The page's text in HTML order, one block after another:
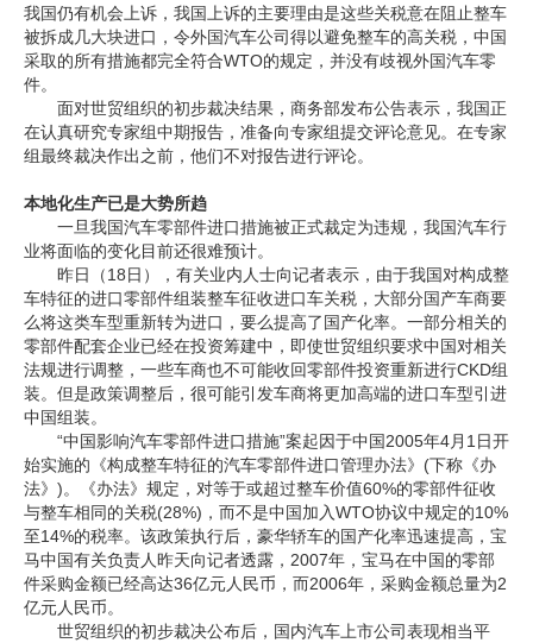
我国仍有机会上诉，我国上诉的主要理由是这些关税意在阻止整车
被拆成几大块进口，令外国汽车公司得以避免整车的高关税，中国
采取的所有措施都完全符合WTO的规定，并没有歧视外国汽车零
件。
面对世贸组织的初步裁决结果，商务部发布公告表示，我国正
在认真研究专家组中期报告，准备向专家组提交评论意见。在专家
组最终裁决作出之前，他们不对报告进行评论。
本地化生产已是大势所趋
一旦我国汽车零部件进口措施被正式裁定为违规，我国汽车行
业将面临的变化目前还很难预计。
昨日（18日），有关业内人士向记者表示，由于我国对构成整
车特征的进口零部件组装整车征收进口车关税，大部分国产车商要
么将这类车型重新转为进口，要么提高了国产化率。一部分相关的
零部件配套企业已经在投资筹建中，即使世贸组织要求中国对相关
法规进行调整，一些车商也不可能收回零部件投资重新进行CKD组
装。但是政策调整后，很可能引发车商将更加高端的进口车型引进
中国组装。
“中国影响汽车零部件进口措施”案起因于中国2005年4月1日开
始实施的《构成整车特征的汽车零部件进口管理办法》(下称《办
法》)。《办法》规定，对等于或超过整车价值60%的零部件征收
与整车相同的关税(28%)，而不是中国加入WTO协议中规定的10%
至14%的税率。该政策执行后，豪华轿车的国产化率迅速提高，宝
马中国有关负责人昨天向记者透露，2007年，宝马在中国的零部
件采购金额已经高达36亿元人民币，而2006年，采购金额总量为2
亿元人民币。
世贸组织的初步裁决公布后，国内汽车上市公司表现相当平